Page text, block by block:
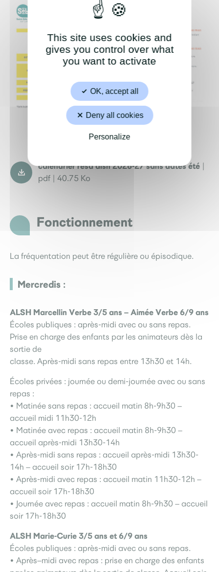
calendrier résa alsh 2026-27 sans dates été
pdf | 40.75 Ko
Fonctionnement
La fréquentation peut être régulière ou épisodique.
Mercredis :
ALSH Marcellin Verbe 3/5 ans – Aimée Verbe 6/9 ans
Écoles publiques : après-midi avec ou sans repas.
Prise en charge des enfants par les animateurs dès la
sortie de
classe. Après-midi sans repas entre 13h30 et 14h.
Écoles privées : journée ou demi-journée avec ou sans
repas :
• Matinée sans repas : accueil matin 8h-9h30 –
accueil midi 11h30-12h
• Matinée avec repas : accueil matin 8h-9h30 –
accueil après-midi 13h30-14h
• Après-midi sans repas : accueil après-midi 13h30-
14h – accueil soir 17h-18h30
• Après-midi avec repas : accueil matin 11h30-12h –
accueil soir 17h-18h30
• Journée avec repas : accueil matin 8h-9h30 – accueil
soir 17h-18h30
ALSH Marie-Curie 3/5 ans et 6/9 ans
Écoles publiques : après-midi avec ou sans repas.
• Après–midi avec repas : prise en charge des enfants
This site uses cookies and
gives you control over what
you want to activate
OK, accept all
Deny all cookies
Personalize